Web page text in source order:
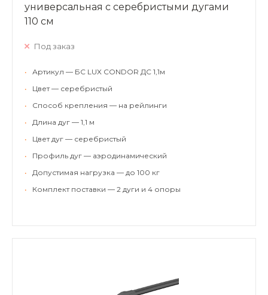
универсальная с серебристыми дугами
110 см
Под заказ
•
Артикул — БС LUX CONDOR ДС 1,1м
•
Цвет — серебристый
•
Способ крепления — на рейлинги
•
Длина дуг — 1,1 м
•
Цвет дуг — серебристый
•
Профиль дуг — аэродинамический
•
Допустимая нагрузка — до 100 кг
•
Комплект поставки — 2 дуги и 4 опоры